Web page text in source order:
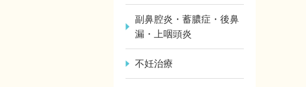
副鼻腔炎・蓄膿症・後鼻
漏・上咽頭炎
不妊治療